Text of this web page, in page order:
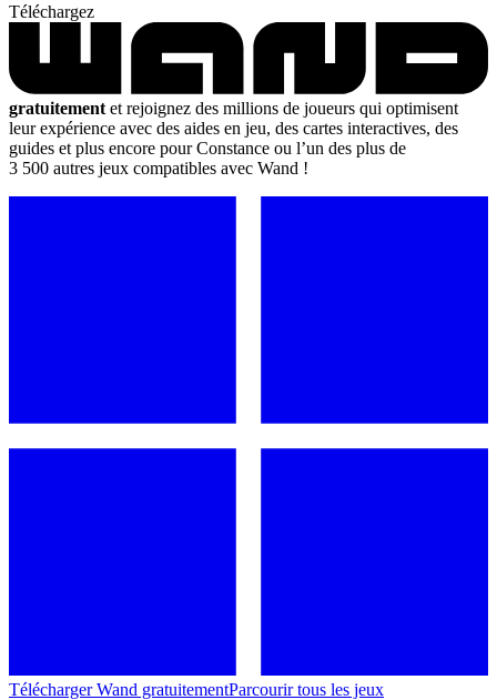
Téléchargez
gratuitement et rejoignez des millions de joueurs qui optimisent
leur expérience avec des aides en jeu, des cartes interactives, des
guides et plus encore pour Constance ou l’un des plus de
3 500 autres jeux compatibles avec Wand !
Télécharger Wand gratuitementParcourir tous les jeux